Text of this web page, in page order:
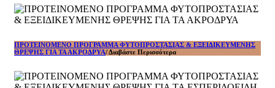
ΠΡΟΤΕΙΝΟΜΕΝΟ ΠΡΟΓΡΑΜΜΑ ΦΥΤΟΠΡΟΣΤΑΣΙΑΣ & ΕΞΕΙΔΙΚΕΥΜΕΝΗΣ
ΘΡΕΨΗΣ ΓΙΑ ΤΑ ΑΚΡΟΔΡΥΑ/ Διαβάστε Περισσότερα